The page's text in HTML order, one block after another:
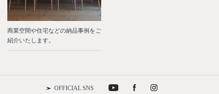
商業空間や住宅などの納品事例をご
紹介いたします。
OFFICIAL SNS